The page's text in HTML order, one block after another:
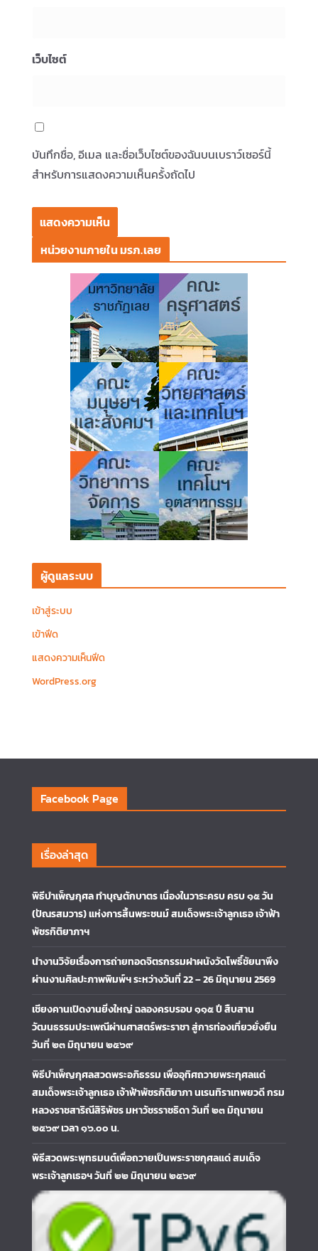
เว็บไซต์
บันทึกชื่อ, อีเมล และชื่อเว็บไซต์ของฉันบนเบราว์เซอร์นี้
สำหรับการแสดงความเห็นครั้งถัดไป
หน่วยงานภายใน มรภ.เลย
ผู้ดูแลระบบ
เข้าสู่ระบบ
เข้าฟีด
แสดงความเห็นฟีด
WordPress.org
Facebook Page
เรื่องล่าสุด
พิธีบำเพ็ญกุศล ทำบุญตักบาตร เนื่องในวาระครบ ครบ ๑๕ วัน
(ปัณรสมวาร) แห่งการสิ้นพระชนม์ สมเด็จพระเจ้าลูกเธอ เจ้าฟ้า
พัชรกิติยาภาฯ
นำงานวิจัยเรื่องการถ่ายทอดจิตรกรรมฝาผนังวัดโพธิ์ชัยนาพึง
ผ่านงานศิลปะภาพพิมพ์ฯ ระหว่างวันที่ 22 – 26 มิถุนายน 2569
เชียงคานเปิดงานยิ่งใหญ่ ฉลองครบรอบ ๑๑๕ ปี สืบสาน
วัฒนธรรมประเพณีผ่านศาสตร์พระราชา สู่การท่องเที่ยวยั่งยืน
วันที่ ๒๓ มิถุนายน ๒๕๖๙
พิธีบำเพ็ญกุศลสวดพระอภิธรรม เพื่ออุทิศถวายพระกุศลแด่
สมเด็จพระเจ้าลูกเธอ เจ้าฟ้าพัชรกิติยาภา นเรนทิราเทพยวดี กรม
หลวงราชสาริณีสิริพัชร มหาวัชรราชธิดา วันที่ ๒๓ มิถุนายน
๒๕๖๙ เวลา ๑๖.๐๐ น.
พิธีสวดพระพุทธมนต์เพื่อถวายเป็นพระราชกุศลแด่ สมเด็จ
พระเจ้าลูกเธอฯ วันที่ ๒๒ มิถุนายน ๒๕๖๙